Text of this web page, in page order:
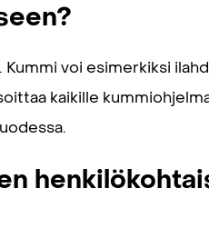
voi esimerkiksi
kaikille